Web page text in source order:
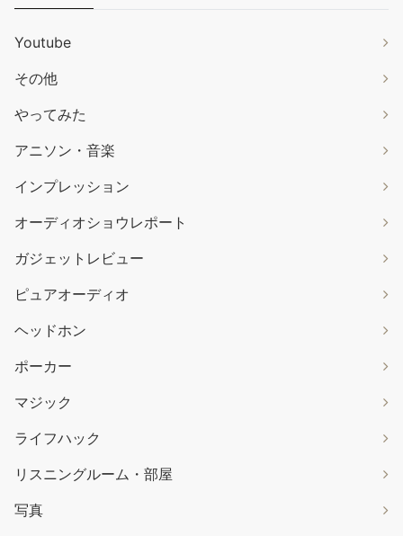
Youtube
その他
やってみた
アニソン・音楽
インプレッション
オーディオショウレポート
ガジェットレビュー
ピュアオーディオ
ヘッドホン
ポーカー
マジック
ライフハック
リスニングルーム・部屋
写真